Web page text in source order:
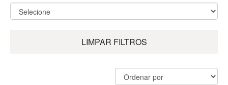
LIMPAR FILTROS